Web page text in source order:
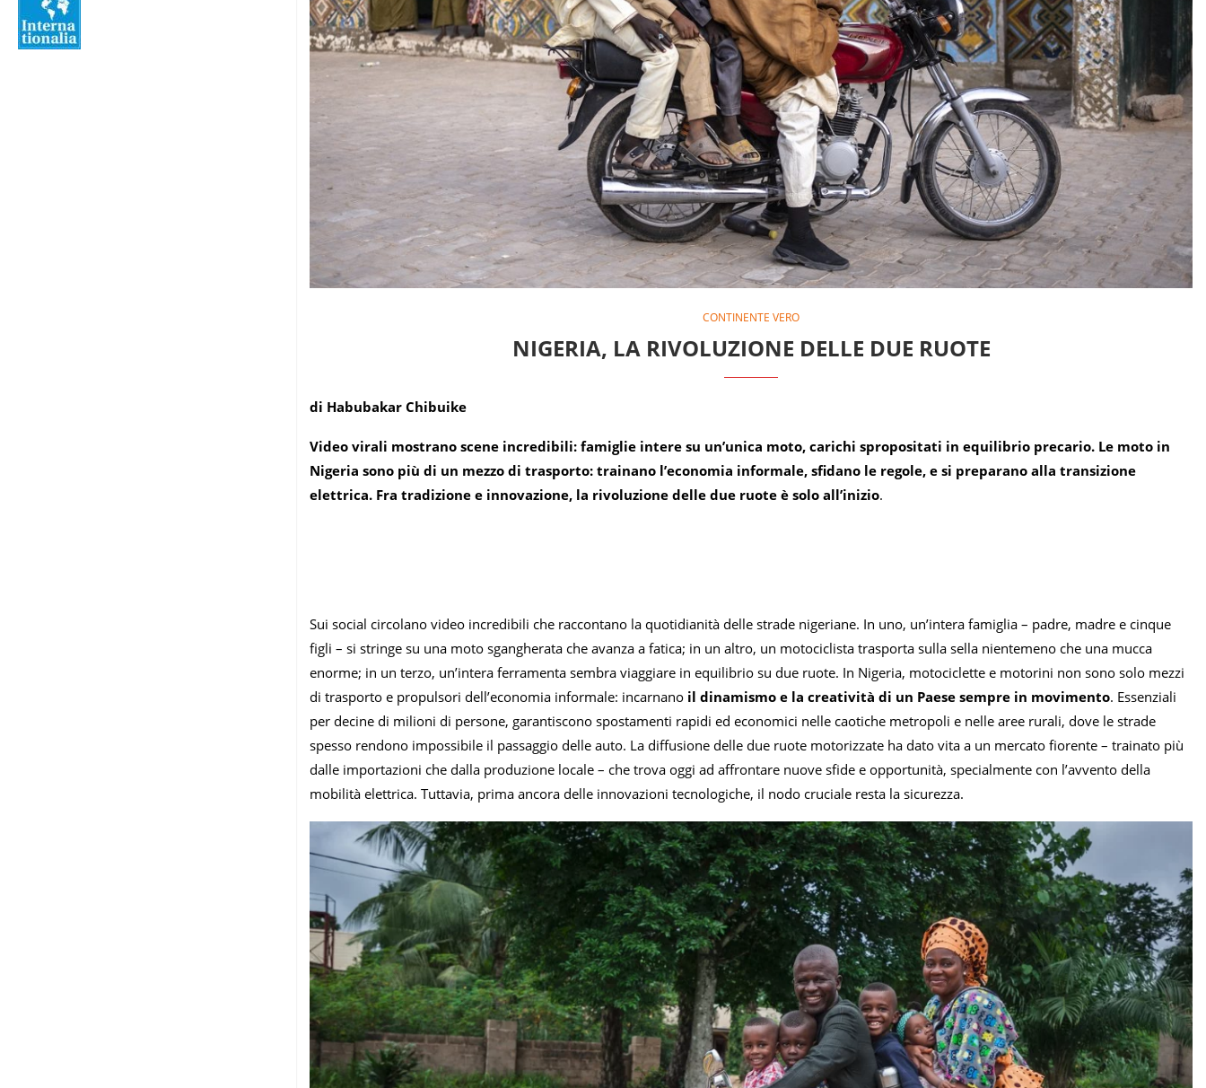
CONTINENTE VERO
NIGERIA, LA RIVOLUZIONE DELLE DUE RUOTE
di Habubakar Chibuike
Video virali mostrano scene incredibili: famiglie intere su un’unica moto, carichi spropositati in equilibrio precario. Le moto in
Nigeria sono più di un mezzo di trasporto: trainano l’economia informale, sfidano le regole, e si preparano alla transizione
elettrica. Fra tradizione e innovazione, la rivoluzione delle due ruote è solo all’inizio.
Sui social circolano video incredibili che raccontano la quotidianità delle strade nigeriane. In uno, un’intera famiglia – padre, madre e cinque
figli – si stringe su una moto sgangherata che avanza a fatica; in un altro, un motociclista trasporta sulla sella nientemeno che una mucca
enorme; in un terzo, un’intera ferramenta sembra viaggiare in equilibrio su due ruote. In Nigeria, motociclette e motorini non sono solo mezzi
di trasporto e propulsori dell’economia informale: incarnano il dinamismo e la creatività di un Paese sempre in movimento. Essenziali
per decine di milioni di persone, garantiscono spostamenti rapidi ed economici nelle caotiche metropoli e nelle aree rurali, dove le strade
spesso rendono impossibile il passaggio delle auto. La diffusione delle due ruote motorizzate ha dato vita a un mercato fiorente – trainato più
dalle importazioni che dalla produzione locale – che trova oggi ad affrontare nuove sfide e opportunità, specialmente con l’avvento della
mobilità elettrica. Tuttavia, prima ancora delle innovazioni tecnologiche, il nodo cruciale resta la sicurezza.